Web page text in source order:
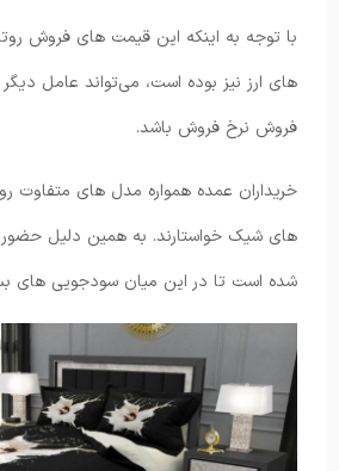
با توجه به اینکه این قیمت های فروش
های ارز نیز بوده است، می‌تواند عامل دیگر
فروش نرخ فروش باشد.
خریداران عمده همواره مدل های متفاوت
های شیک خواستارند. به همین دلیل
شده است تا در این میان سودجویی های